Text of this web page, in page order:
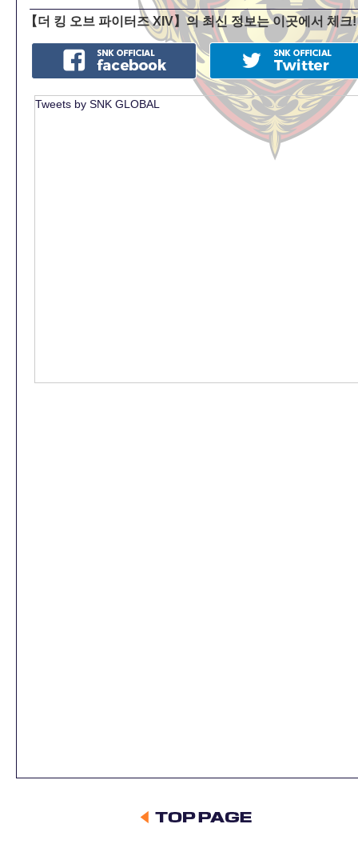
【더 킹 오브 파이터즈 XIV】의 최신 정보는 이곳에서 체크!
Tweets by SNK GLOBAL